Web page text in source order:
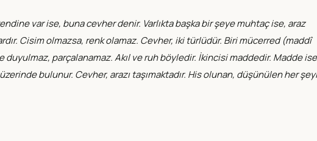
var ise, buna cevher denir. Varlıkta başka bir şeye muhtaç ise, araz
Cisim olmazsa, renk olamaz. Cevher, iki türlüdür. Biri mücerred (maddî
duyulmaz, parçalanamaz. Akıl ve ruh böyledir. İkincisi maddedir. Madde
bulunur. Cevher, arazı taşımaktadır. His olunan, düşünülen her şeyi